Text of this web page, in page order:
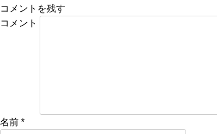
コメントを残す
コメント
名前 *